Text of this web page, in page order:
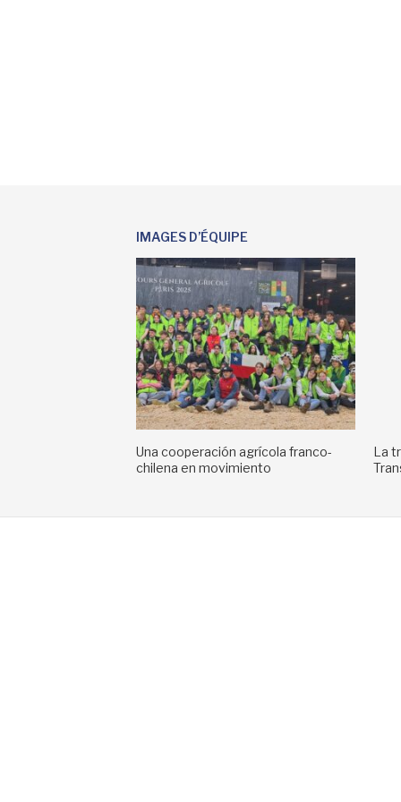
IMAGES D’ÉQUIPE
Una cooperación agrícola franco-
chilena en movimiento
La